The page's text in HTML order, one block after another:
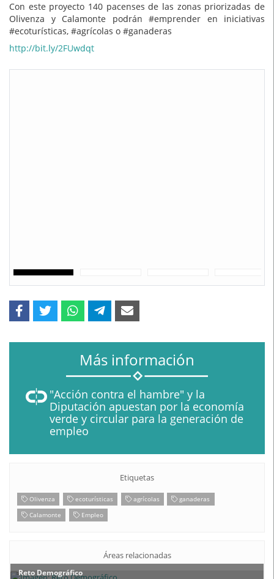
Con este proyecto 140 pacenses de las zonas priorizadas de
Olivenza y Calamonte podrán #emprender en iniciativas
#ecoturísticas, #agrícolas o #ganaderas
http://bit.ly/2FUwdqt
Más información
"Acción contra el hambre" y la
Diputación apuestan por la economía
verde y circular para la generación de
empleo
Etiquetas
Olivenza ecoturísticas agrícolas
ganaderas
Calamonte
Empleo
Áreas relacionadas
Reto Demográfico